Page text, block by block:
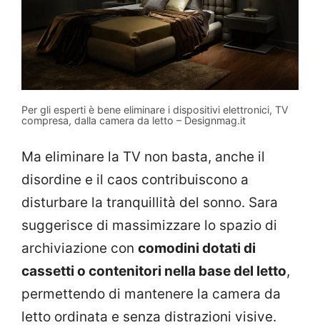
Per gli esperti è bene eliminare i dispositivi elettronici, TV
compresa, dalla camera da letto – Designmag.it
Ma eliminare la TV non basta, anche il
disordine e il caos contribuiscono a
disturbare la tranquillità del sonno. Sara
suggerisce di massimizzare lo spazio di
archiviazione con comodini dotati di
cassetti o contenitori nella base del letto,
permettendo di mantenere la camera da
letto ordinata e senza distrazioni visive.